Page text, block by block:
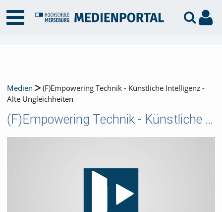
Medien
(F)Empowering Technik - Künstliche Intelligenz -
Alte Ungleichheiten
(F)Empowering Technik - Künstliche Intelligenz - Alte Ungleichheiten